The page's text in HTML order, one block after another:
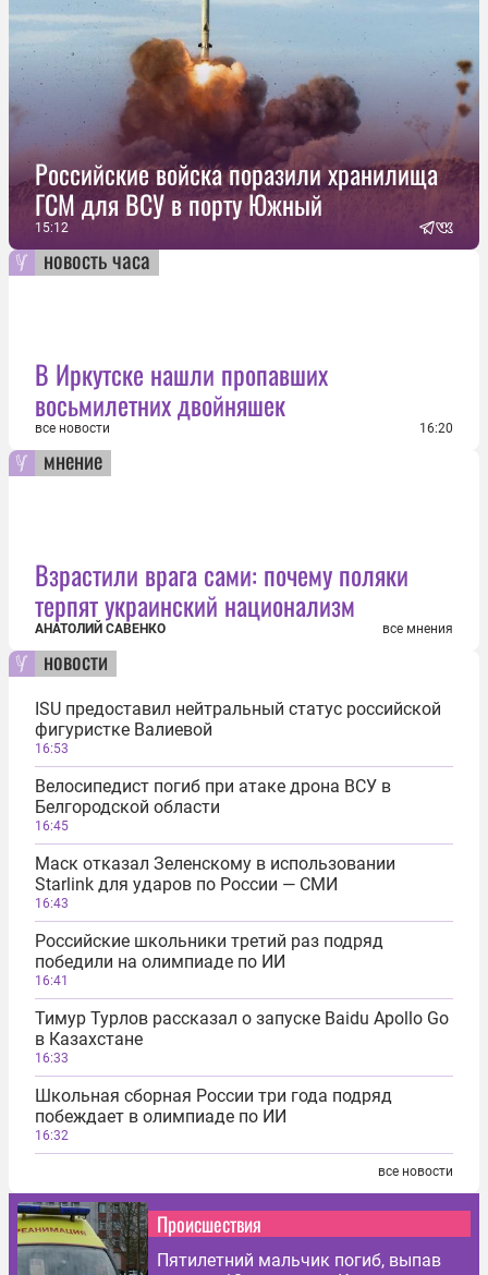
Российские войска поразили хранилища
ГСМ для ВСУ в порту Южный
15:12
новость часа
В Иркутске нашли пропавших
восьмилетних двойняшек
все новости 16:20
мнение
Взрастили врага сами: почему поляки
терпят украинский национализм
АНАТОЛИЙ САВЕНКО все мнения
новости
ISU предоставил нейтральный статус российской
фигуристке Валиевой
16:53
Велосипедист погиб при атаке дрона ВСУ в
Белгородской области
16:45
Маск отказал Зеленскому в использовании
Starlink для ударов по России — СМИ
16:43
Российские школьники третий раз подряд
победили на олимпиаде по ИИ
16:41
Тимур Турлов рассказал о запуске Baidu Apollo Go
в Казахстане
16:33
Школьная сборная России три года подряд
побеждает в олимпиаде по ИИ
16:32
все новости
Происшествия
Пятилетний мальчик погиб, выпав